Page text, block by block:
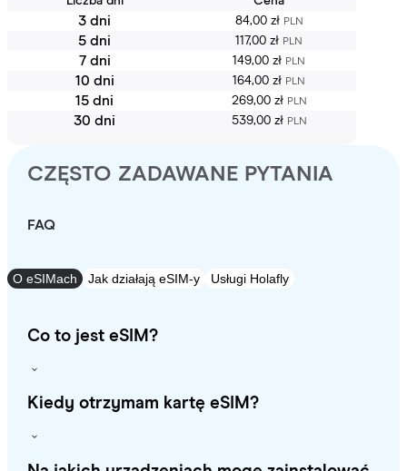
3 dni 84,00 zł PLN
5 dni 117,00 zł PLN
7 dni 149,00 zł PLN
10 dni 164,00 zł PLN
15 dni 269,00 zł PLN
30 dni 539,00 zł PLN
CZĘSTO ZADAWANE PYTANIA
FAQ
O eSIMach Jak działają eSIM-y Usługi Holafly
Co to jest eSIM?
Kiedy otrzymam kartę eSIM?